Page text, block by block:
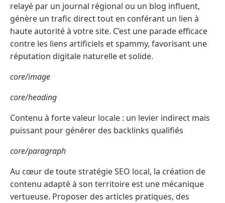
relayé par un journal régional ou un blog influent,
génère un trafic direct tout en conférant un lien à
haute autorité à votre site. C’est une parade efficace
contre les liens artificiels et spammy, favorisant une
réputation digitale naturelle et solide.
core/image
core/heading
Contenu à forte valeur locale : un levier indirect mais
puissant pour générer des backlinks qualifiés
core/paragraph
Au cœur de toute stratégie SEO local, la création de
contenu adapté à son territoire est une mécanique
vertueuse. Proposer des articles pratiques, des